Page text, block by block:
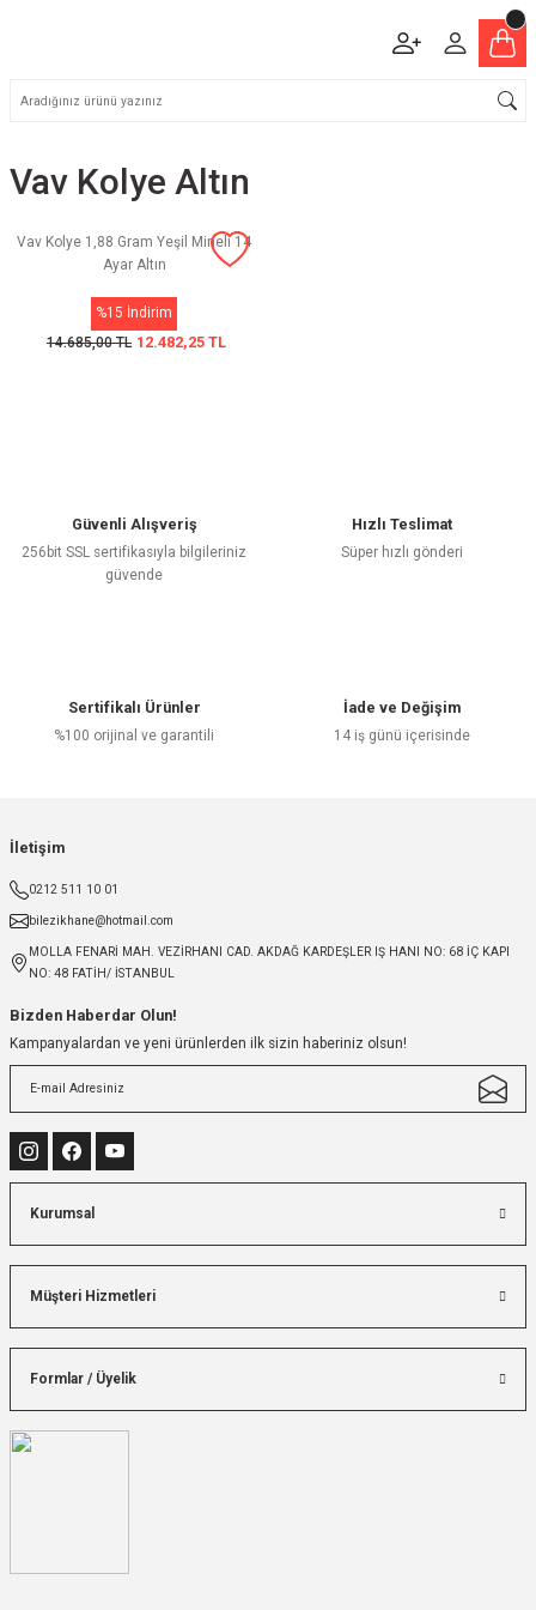
Vav Kolye Altın
Vav Kolye 1,88 Gram Yeşil Mineli 14
Ayar Altın
%15 İndirim
14.685,00 TL 12.482,25 TL
Güvenli Alışveriş
256bit SSL sertifikasıyla bilgileriniz
güvende
Hızlı Teslimat
Süper hızlı gönderi
Sertifikalı Ürünler
%100 orijinal ve garantili
İade ve Değişim
14 iş günü içerisinde
İletişim
0212 511 10 01
bilezikhane@hotmail.com
MOLLA FENARİ MAH. VEZİRHANI CAD. AKDAĞ KARDEŞLER IŞ HANI NO: 68 İÇ KAPI
NO: 48 FATİH/ İSTANBUL
Bizden Haberdar Olun!
Kampanyalardan ve yeni ürünlerden ilk sizin haberiniz olsun!
Kurumsal
Müşteri Hizmetleri
Formlar / Üyelik